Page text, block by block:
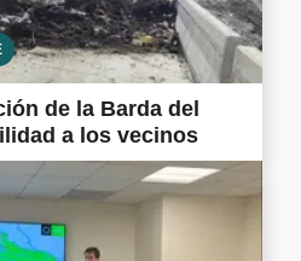
de la Barda del
a los vecinos